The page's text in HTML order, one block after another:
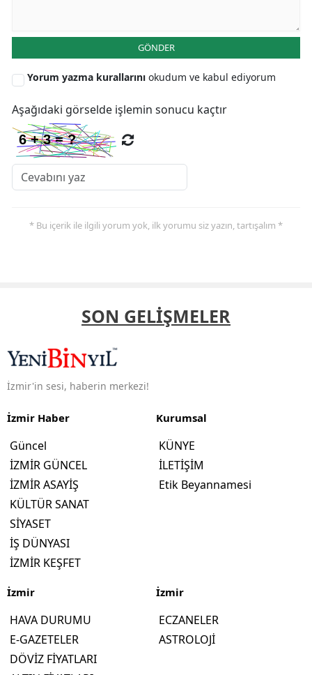
GÖNDER
Yorum yazma kurallarını okudum ve kabul ediyorum
Aşağıdaki görselde işlemin sonucu kaçtır
* Bu içerik ile ilgili yorum yok, ilk yorumu siz yazın, tartışalım *
SON GELİŞMELER
İzmir'in sesi, haberin merkezi!
İzmir Haber
Güncel
İZMİR GÜNCEL
İZMİR ASAYİŞ
KÜLTÜR SANAT
SİYASET
İŞ DÜNYASI
İZMİR KEŞFET
Kurumsal
KÜNYE
İLETİŞİM
Etik Beyannamesi
İzmir
HAVA DURUMU
E-GAZETELER
DÖVİZ FİYATLARI
İzmir
ECZANELER
ASTROLOJİ